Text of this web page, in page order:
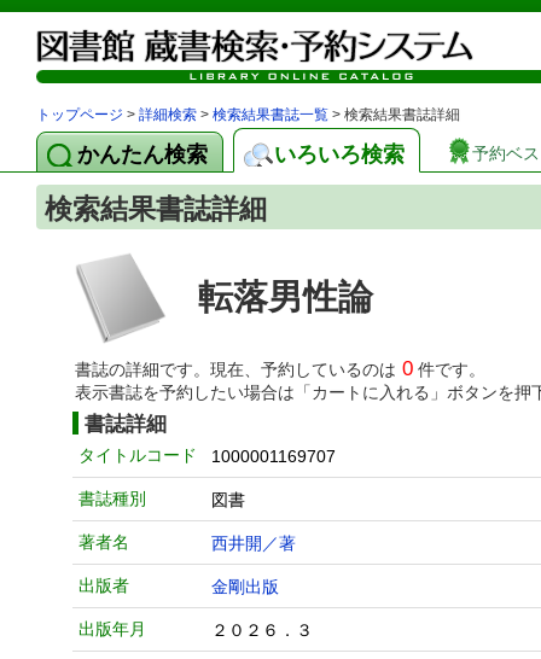
トップページ > 詳細検索 > 検索結果書誌一覧 > 検索結果書誌詳細
かんたん検索 いろいろ検索 予約ベ
検索結果書誌詳細
転落男性論
書誌の詳細です。現在、予約しているのは 0 件です。
表示書誌を予約したい場合は「カートに入れる」ボタンを押
書誌詳細
タイトルコード 1000001169707
書誌種別 図書
著者名 西井開／著
出版者 金剛出版
出版年月 ２０２６．３